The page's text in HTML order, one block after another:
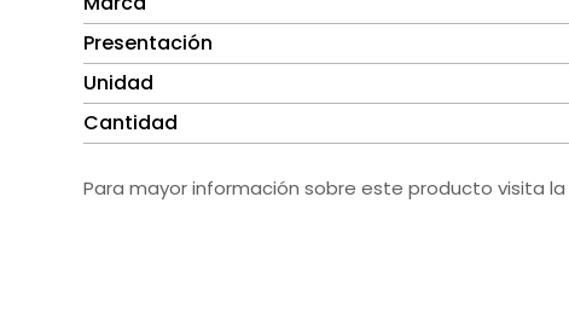
Presentación
Unidad
Cantidad
Para mayor información sobre este producto visita la